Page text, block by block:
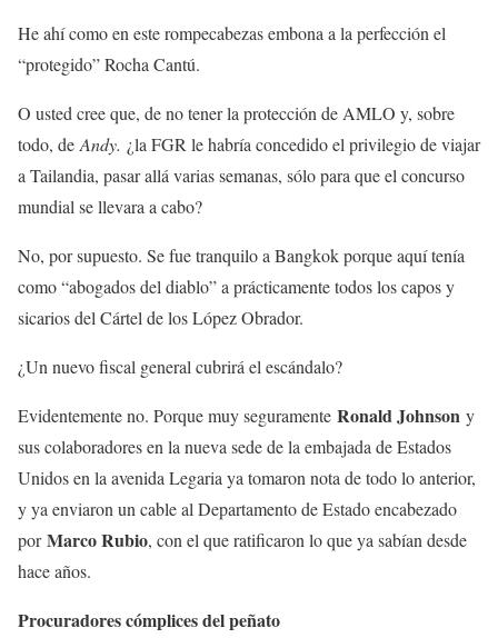
He ahí como en este rompecabezas embona a la perfección el
“protegido” Rocha Cantú.
O usted cree que, de no tener la protección de AMLO y, sobre
todo, de Andy. ¿la FGR le habría concedido el privilegio de viajar
a Tailandia, pasar allá varias semanas, sólo para que el concurso
mundial se llevara a cabo?
No, por supuesto. Se fue tranquilo a Bangkok porque aquí tenía
como “abogados del diablo” a prácticamente todos los capos y
sicarios del Cártel de los López Obrador.
¿Un nuevo fiscal general cubrirá el escándalo?
Evidentemente no. Porque muy seguramente Ronald Johnson y
sus colaboradores en la nueva sede de la embajada de Estados
Unidos en la avenida Legaria ya tomaron nota de todo lo anterior,
y ya enviaron un cable al Departamento de Estado encabezado
porMarco Rubio, con el que ratificaron lo que ya sabían desde
hace años.
Procuradores cómplices del peñato